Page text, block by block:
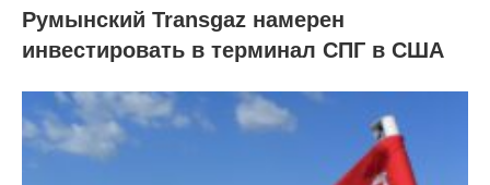
Румынский Transgaz намерен
инвестировать в терминал СПГ в США